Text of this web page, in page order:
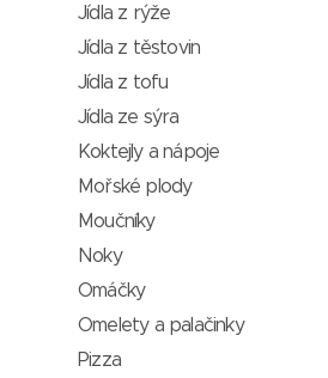
Jídla z rýže
Jídla z těstovin
Jídla z tofu
Jídla ze sýra
Koktejly a nápoje
Mořské plody
Moučníky
Noky
Omáčky
Omelety a palačinky
Pizza